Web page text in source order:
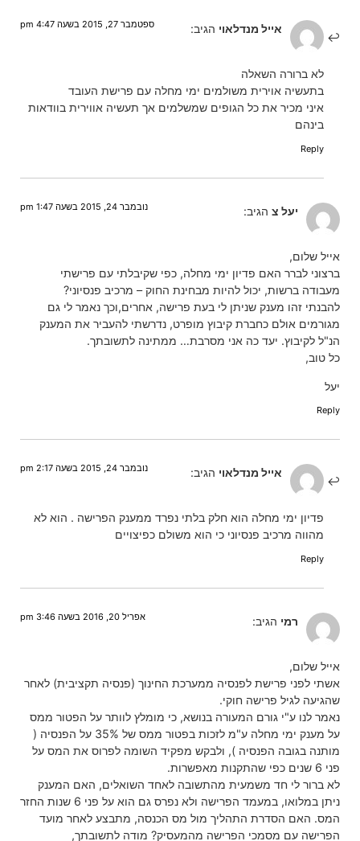
אייל מנדלאוי הגיב: ספטמבר 27, 2015 בשעה 4:47 pm
לא ברורה השאלה
בתעשיה אוירית משולמים ימי מחלה עם פרישת העובד
איני מכיר את כל הגופים שמשלמים אך תעשיה אווירית בוודאות
בינהם
Reply
יעל צ הגיב: נובמבר 24, 2015 בשעה 1:47 pm
אייל שלום,
ברצוני לברר האם פדיון ימי מחלה, כפי שקיבלתי עם פרישתי
מעבודה ברשות, יכול להיות מבחינת החוק – מרכיב פנסיוני?
להבנתי זהו מענק שניתן לי בעת פרישה, אחרים,וכך נאמר לי גם
מגורמים אולם כחברת קיבוץ מופרט, נדרשתי להעביר את המענק
הנ"ל לקיבוץ. יעד כה אני מסרבת… ממתינה לתשובתך.
כל טוב,
יעל
Reply
אייל מנדלאוי הגיב: נובמבר 24, 2015 בשעה 2:17 pm
פדיון ימי מחלה הוא חלק בלתי נפרד ממענק הפרישה . הוא לא
מהווה מרכיב פנסיוני כי הוא משולם כפיצויים
Reply
רמי הגיב: אפריל 20, 2016 בשעה 3:46 pm
אייל שלום,
אשתי לפני פרישת לפנסיה ממערכת החינוך (פנסיה תקציבית) לאחר
שהגיעה לגיל פרישה חוקי.
נאמר לנו ע"י גורם המעורה בנושא, כי מומלץ לוותר על הפטור ממס
על מענק ימי מחלה ע"מ לזכות בפטור ממס של 35% על הפנסיה (
מותנה בגובה הפנסיה ), ולבקש מפקיד השומה לפרוס את המס על
פני 6 שנים כפי שהתקנות מאפשרות.
לא ברור לי חד משמעית מהתשובה לאחד השואלים, האם המענק
ניתן במלואו, במעמד הפרישה ולא נפרס גם הוא על פני 6 שנות החזר
המס. האם הסדרת התהליך מול מס הכנסה, מתבצע לאחר מועד
הפרישה עם מסמכי הפרישה מהמעסיק? מודה לתשובתך,